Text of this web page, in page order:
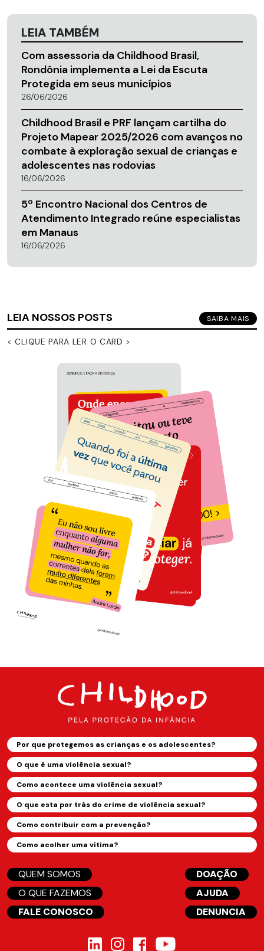
LEIA TAMBÉM
Com assessoria da Childhood Brasil,
Rondônia implementa a Lei da Escuta
Protegida em seus municípios
26/06/2026
Childhood Brasil e PRF lançam cartilha do
Projeto Mapear 2025/2026 com avanços no
combate à exploração sexual de crianças e
adolescentes nas rodovias
16/06/2026
5º Encontro Nacional dos Centros de
Atendimento Integrado reúne especialistas
em Manaus
16/06/2026
LEIA NOSSOS POSTS SAIBA MAIS
< CLIQUE PARA LER O CARD >
Por que protegemos as crianças e os adolescentes?
O que é uma violência sexual?
Como acontece uma violência sexual?
O que esta por trás do crime de violência sexual?
Como contribuir com a prevenção?
Como acolher uma vítima?
QUEM SOMOS
O QUE FAZEMOS
FALE CONOSCO
DOAÇÃO
AJUDA
DENUNCIA